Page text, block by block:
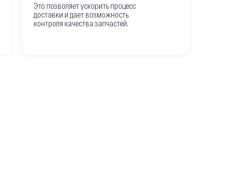
Это позволяет ускорить процесс
доставки и дает возможность
контроля качества запчастей.